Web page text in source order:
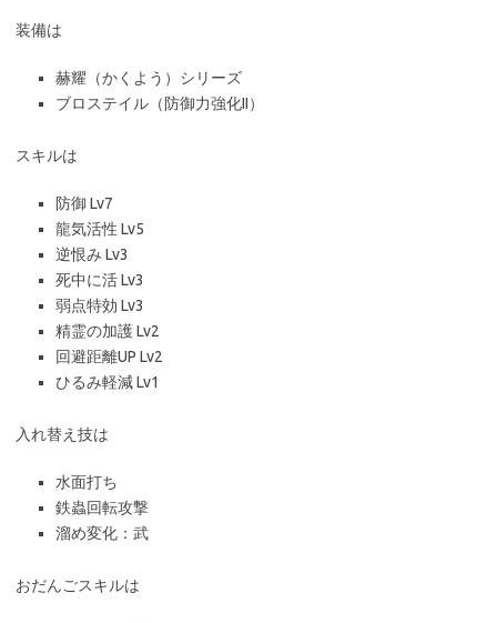
装備は
赫耀（かくよう）シリーズ
ブロステイル（防御力強化II）
スキルは
防御 Lv7
龍気活性 Lv5
逆恨み Lv3
死中に活 Lv3
弱点特効 Lv3
精霊の加護 Lv2
回避距離UP Lv2
ひるみ軽減 Lv1
入れ替え技は
水面打ち
鉄蟲回転攻撃
溜め変化：武
おだんごスキルは